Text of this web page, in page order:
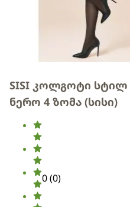
SISI კოლგოტი სტილ
ნერო 4 ზომა (სისი)
0(0)